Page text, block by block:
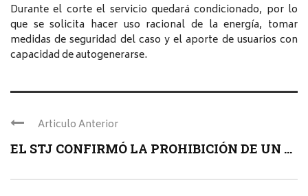
Durante el corte el servicio quedará condicionado, por lo
que se solicita hacer uso racional de la energía, tomar
medidas de seguridad del caso y el aporte de usuarios con
capacidad de autogenerarse.
Articulo Anterior
EL STJ CONFIRMÓ LA PROHIBICIÓN DE UN ...